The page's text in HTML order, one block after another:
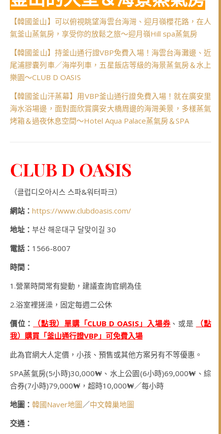
【韓國釜山】可以俯視眺望海雲台海灣、迎月嶺櫻花路，在人
氣釜山蒸氣房，享受你的放鬆之旅～迎月嶺Hill spa蒸氣房
【韓國釜山】持釜山通行證VBP免費入場！海雲台海灘邊、近
尾浦膠囊列車／海岸列車，五星飯店等級的海景蒸氣房＆水上
樂園～CLUB D OASIS
【韓國釜山汗蒸幕】用VBP釜山通行證免費入場！就在廣安里
海水浴場邊，面對面欣賞廣安大橋周邊的海灣美景，多樣蒸氣
烤箱＆過夜休息空間～Hotel Aqua Palace蒸氣房＆SPA
CLUB D OASIS
（클럽디오아시스 스파&워터파크）
網站： https://www.clubdoasis.com/
地址： 부산 해운대구 달맞이길 30
電話： 1566-8007
時間：
1.營業時間常有變動，建議查詢官網為佳
2.浴室裡搓澡，固定每週二公休
價位：
（點我）單購「CLUB D OASIS」入場券、或是
（點
我）購買「釜山通行證VBP」可免費入場
此為官網大人定價，小孩、預售或其他方案另有不等優惠。
SPA蒸氣房(5小時)30,000₩、水上公園(6小時)69,000₩ 、綜
合券(7小時)79,000₩ ，超時10,000₩／每小時
地圖： 韓國Naver地圖／中文韓巢地圖
交通：